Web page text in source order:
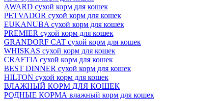
AWARD сухой корм для кошек
PETVADOR сухой корм для кошек
EUKANUBA сухой корм для кошек
PREMIER сухой корм для кошек
GRANDORF CAT сухой корм для кошек
WHISKAS сухой корм для кошек
CRAFTIA сухой корм для кошек
BEST DINNER сухой корм для кошек
HILTON сухой корм для кошек
ВЛАЖНЫЙ КОРМ ДЛЯ КОШЕК
РОДНЫЕ КОРМА влажный корм для кошек